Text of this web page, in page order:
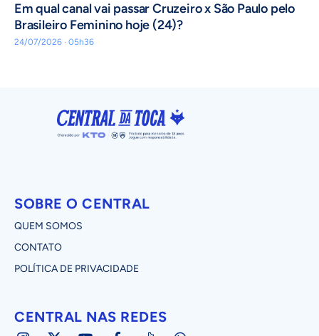
Em qual canal vai passar Cruzeiro x São Paulo pelo
Brasileiro Feminino hoje (24)?
24/07/2026 · 05h36
SOBRE O CENTRAL
QUEM SOMOS
CONTATO
POLÍTICA DE PRIVACIDADE
CENTRAL NAS REDES